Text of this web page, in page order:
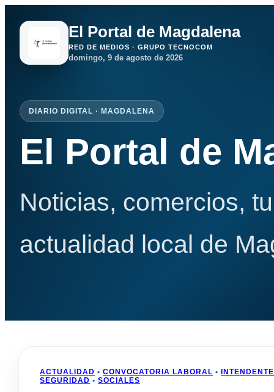
El Portal de Magdalena
RED DE MEDIOS · GRUPO TECNOCOM
domingo, 9 de agosto de 2026
DIARIO DIGITAL · MAGDALENA
El Portal de
Noticias, comercios,
actualidad local de
ACTUALIDAD • CONVOCATORIA LABORAL •
SEGURIDAD • SOCIALES